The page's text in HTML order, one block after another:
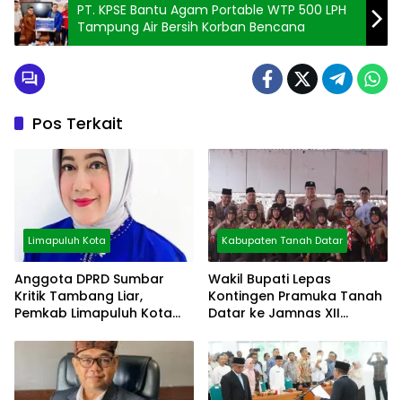
PT. KPSE Bantu Agam Portable WTP 500 LPH
Tampung Air Bersih Korban Bencana
Pos Terkait
Limapuluh Kota
Anggota DPRD Sumbar
Kritik Tambang Liar,
Pemkab Limapuluh Kota
Kabupaten Tanah Datar
Wakil Bupati Lepas
Kontingen Pramuka Tanah
Datar ke Jamnas XII